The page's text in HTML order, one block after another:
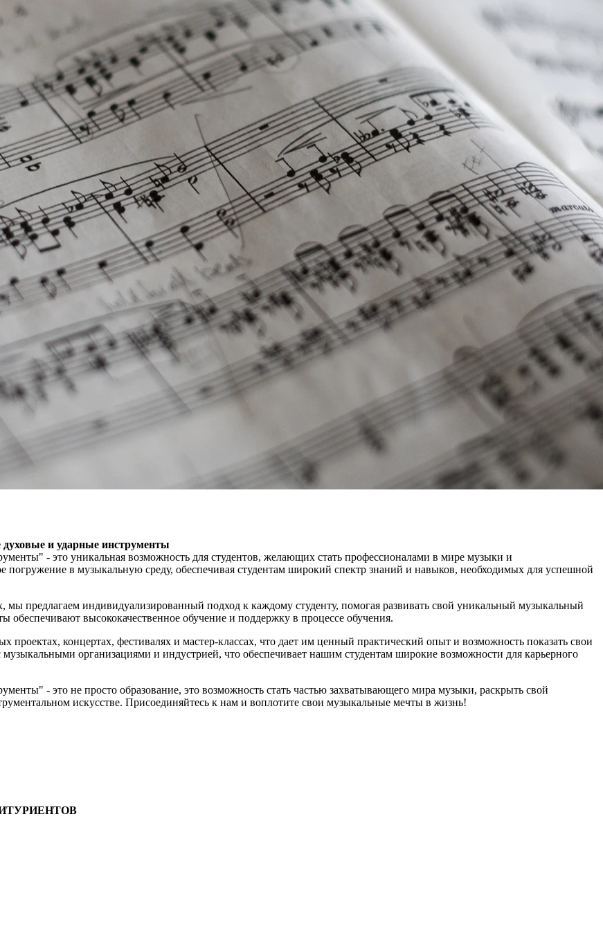
духовые и ударные инструменты
- это уникальная возможность для студентов, желающих стать профессионалами в мире музыки и
погружение в музыкальную среду, обеспечивая студентам широкий спектр знаний и навыков, необходимых для успешной
предлагаем индивидуализированный подход к каждому студенту, помогая развивать свой уникальный музыкальный
высококачественное обучение и поддержку в процессе обучения.
концертах, фестивалях и мастер-классах, что дает им ценный практический опыт и возможность показать свои
организациями и индустрией, что обеспечивает нашим студентам широкие возможности для карьерного
- это не просто образование, это возможность стать частью захватывающего мира музыки, раскрыть свой
искусстве. Присоединяйтесь к нам и воплотите свои музыкальные мечты в жизнь!